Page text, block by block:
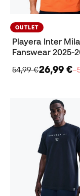
OUTLET
Playera Inter
Fanswear 2025-
54,99 €26,99 €